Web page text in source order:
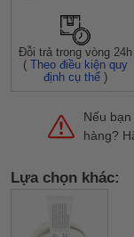
Đỗi trả trong vòng 24h
(Theo điều kiện quy
định cụ thể )
Nếu
hàng?
Lựa chọn khác: